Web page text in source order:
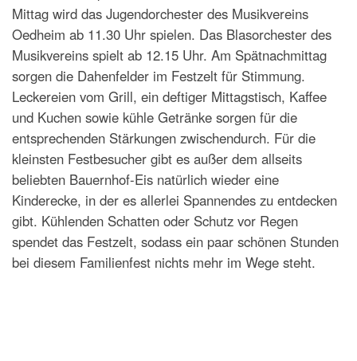
Mittag wird das Jugendorchester des Musikvereins
Oedheim ab 11.30 Uhr spielen. Das Blasorchester des
Musikvereins spielt ab 12.15 Uhr. Am Spätnachmittag
sorgen die Dahenfelder im Festzelt für Stimmung.
Leckereien vom Grill, ein deftiger Mittagstisch, Kaffee
und Kuchen sowie kühle Getränke sorgen für die
entsprechenden Stärkungen zwischendurch. Für die
kleinsten Festbesucher gibt es außer dem allseits
beliebten Bauernhof-Eis natürlich wieder eine
Kinderecke, in der es allerlei Spannendes zu entdecken
gibt. Kühlenden Schatten oder Schutz vor Regen
spendet das Festzelt, sodass ein paar schönen Stunden
bei diesem Familienfest nichts mehr im Wege steht.